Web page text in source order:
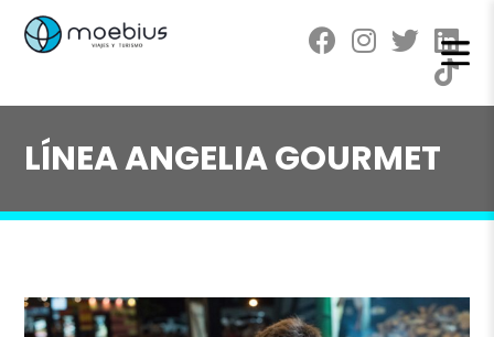
LÍNEA ANGELIA GOURMET